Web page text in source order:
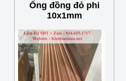
Ống đồng đỏ phi
10x1mm